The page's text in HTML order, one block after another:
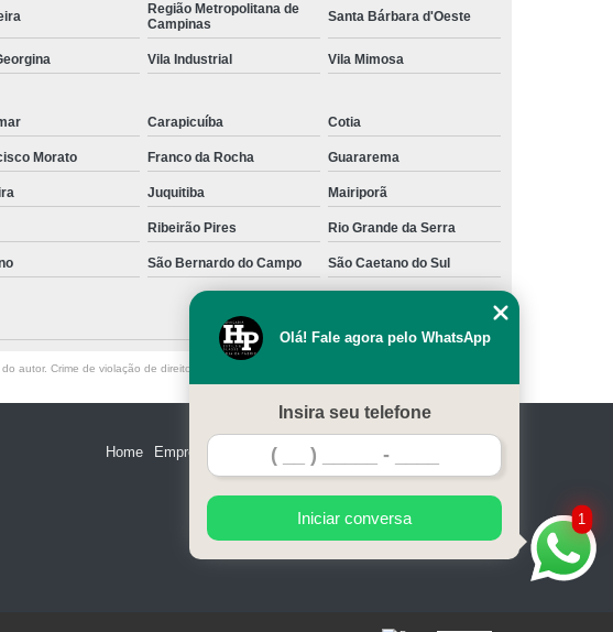
Região Metropolitana de
Campinas
Santa Bárbara d'Oeste
Vila Industrial Vila Mimosa
Carapicuíba Cotia
Morato Franco da Rocha Guararema
Juquitiba Mairiporã
Ribeirão Pires Rio Grande da Serra
São Bernardo do Campo São Caetano do Sul
autor. Crime de violação de direito autoral – artigo 184 do Código Penal –
Home Empresa Serviços Contato
1
Olá! Fale agora pelo WhatsApp
Insira seu telefone
Iniciar conversa